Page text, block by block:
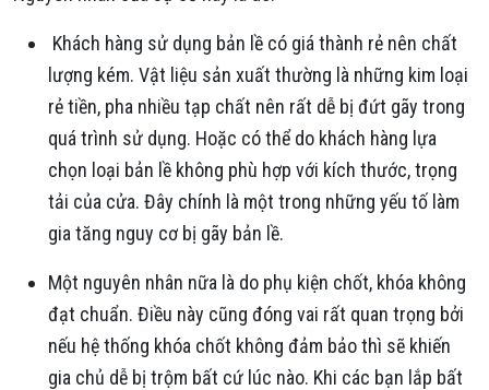
Khách hàng sử dụng bản lề có giá thành rẻ nên chất
lượng kém. Vật liệu sản xuất thường là những kim loại
rẻ tiền, pha nhiều tạp chất nên rất dễ bị đứt gãy trong
quá trình sử dụng. Hoặc có thể do khách hàng lựa
chọn loại bản lề không phù hợp với kích thước, trọng
tải của cửa. Đây chính là một trong những yếu tố làm
gia tăng nguy cơ bị gãy bản lề.
Một nguyên nhân nữa là do phụ kiện chốt, khóa không
đạt chuẩn. Điều này cũng đóng vai rất quan trọng bởi
nếu hệ thống khóa chốt không đảm bảo thì sẽ khiến
gia chủ dễ bị trộm bất cứ lúc nào. Khi các bạn lắp bất